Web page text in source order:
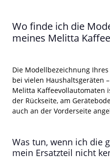
Wo finde ich die
meines Melitta
Die Modellbezeichnung
bei vielen Haushaltsgeräten
Melitta Kaffeevollautomaten
der Rückseite, am
auch an der Vorderseite
Was tun, wenn ich die
mein Ersatzteil nicht